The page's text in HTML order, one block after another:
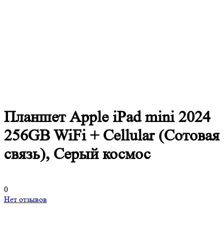
Планшет Apple iPad mini 2024
256GB WiFi + Cellular (Сотовая
связь), Серый космос
0
Нет отзывов